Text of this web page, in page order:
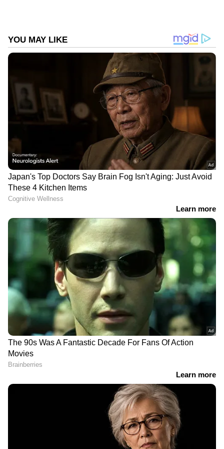
DOWNLOAD APP
RECOMMENDED STORIES
വെസ്‌പയുടെ 80-ാം
വാർഷികം;
ആഘോഷത്തിന് ആഗോള
വേദിയായി റോം
"കേറി വാ മക്കളേ.." ടൂറിസ്റ്റ്
ബസ് ഉടമകൾക്ക്
ബജറ്റിന്‍റെ കൈത്താങ്ങ്;
നികുതി കുത്തനെ കുറച്ചു
നിങ്ങളുടെ നഗരത്തിലെ
ചിരിക്കാം! ഇലക്ട്രിക്
ബജറ്റിൽ വമ്പൻ
പ്രഖ്യാപനം